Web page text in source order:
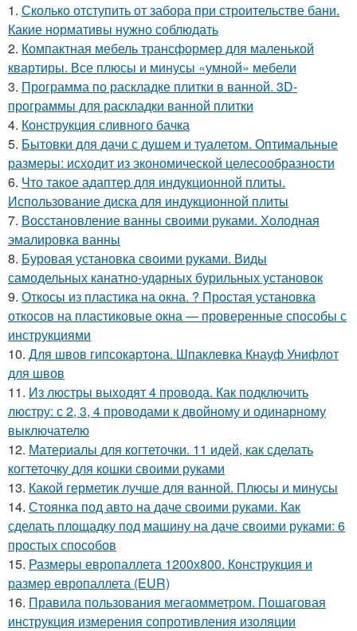
1. Сколько отступить от забора при строительстве бани.
Какие нормативы нужно соблюдать
2. Компактная мебель трансформер для маленькой
квартиры. Все плюсы и минусы «умной» мебели
3. Программа по раскладке плитки в ванной. 3D-
программы для раскладки ванной плитки
4. Конструкция сливного бачка
5. Бытовки для дачи с душем и туалетом. Оптимальные
размеры: исходит из экономической целесообразности
6. Что такое адаптер для индукционной плиты.
Использование диска для индукционной плиты
7. Восстановление ванны своими руками. Холодная
эмалировка ванны
8. Буровая установка своими руками. Виды
самодельных канатно-ударных бурильных установок
9. Откосы из пластика на окна. ? Простая установка
откосов на пластиковые окна — проверенные способы с
инструкциями
10. Для швов гипсокартона. Шпаклевка Кнауф Унифлот
для швов
11. Из люстры выходят 4 провода. Как подключить
люстру: с 2, 3, 4 проводами к двойному и одинарному
выключателю
12. Материалы для когтеточки. 11 идей, как сделать
когтеточку для кошки своими руками
13. Какой герметик лучше для ванной. Плюсы и минусы
14. Стоянка под авто на даче своими руками. Как
сделать площадку под машину на даче своими руками: 6
простых способов
15. Размеры европаллета 1200х800. Конструкция и
размер европаллета (EUR)
16. Правила пользования мегаомметром. Пошаговая
инструкция измерения сопротивления изоляции